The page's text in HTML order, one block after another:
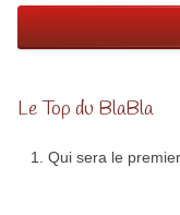
Le Top du BlaBla
Qui sera le